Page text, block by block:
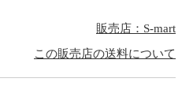
販売店：S-mart
この販売店の送料について